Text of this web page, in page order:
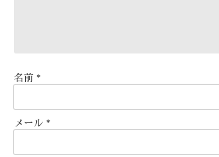
名前 *
メール *